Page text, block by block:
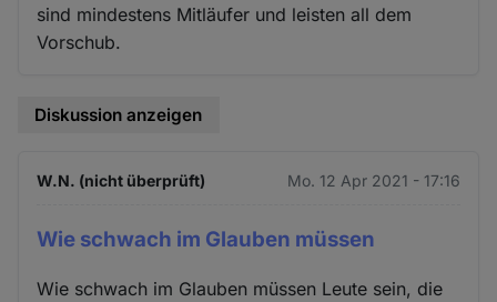
sind mindestens Mitläufer und leisten all dem
Vorschub.
Diskussion anzeigen
W.N. (nicht überprüft) Mo. 12 Apr 2021 - 17:16
Wie schwach im Glauben müssen
Wie schwach im Glauben müssen Leute sein, die